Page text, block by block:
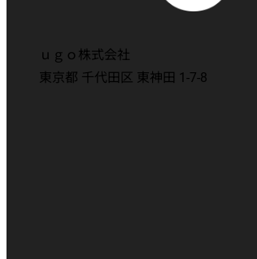
ｕｇｏ株式会社
東京都 千代田区 東神田 1-7-8